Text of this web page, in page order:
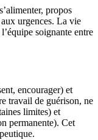
propos
urgences. La vie
soignante entre
encourager) et
travail de guérison, ne
limites) et
permanente). Cet